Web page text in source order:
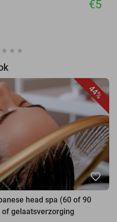
€5
44%
favorite_border
head spa (60 of 90
gelaatsverzorging